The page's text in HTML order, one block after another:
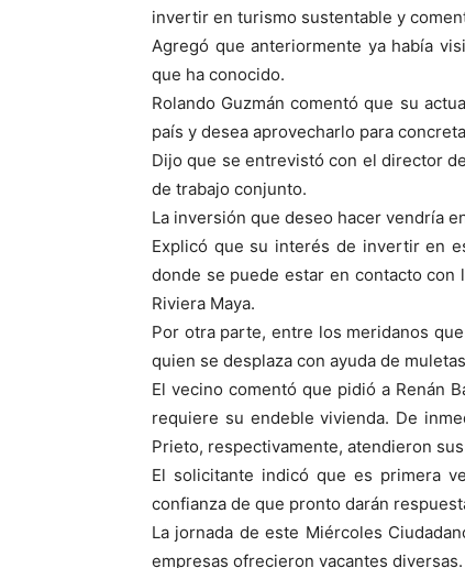
invertir en turismo sustentable y
Agregó que anteriormente ya había
que ha conocido.
Rolando Guzmán comentó que su
país y desea aprovecharlo para
Dijo que se entrevistó con el director
de trabajo conjunto.
La inversión que deseo hacer vendría
Explicó que su interés de invertir en
donde se puede estar en contacto con
Riviera Maya.
Por otra parte, entre los meridanos
quien se desplaza con ayuda de
El vecino comentó que pidió a Renán
requiere su endeble vivienda. De
Prieto, respectivamente, atendieron
El solicitante indicó que es primera
confianza de que pronto darán
La jornada de este Miércoles
empresas ofrecieron vacantes diversas.